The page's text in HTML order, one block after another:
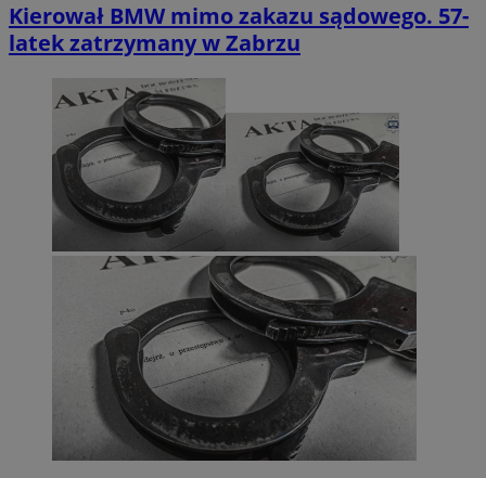
Kierował BMW mimo zakazu sądowego. 57-
latek zatrzymany w Zabrzu